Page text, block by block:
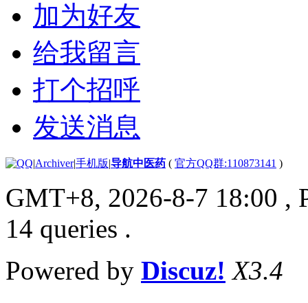
加为好友
给我留言
打个招呼
发送消息
|Archiver|手机版|导航中医药 ( 官方QQ群:110873141 )
GMT+8, 2026-8-7 18:00 ,
14 queries .
Powered by Discuz! X3.4